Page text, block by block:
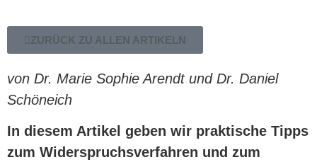
ZURÜCK ZU ALLEN ARTIKELN
von Dr. Marie Sophie Arendt und Dr. Daniel
Schöneich
In diesem Artikel geben wir praktische Tipps
zum Widerspruchsverfahren und zum